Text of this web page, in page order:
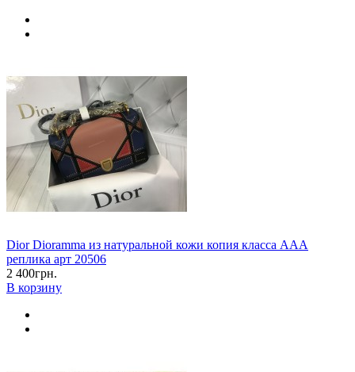
Dior Dioramma из натуральной кожи копия класса ААА
реплика арт 20506
2 400грн.
В корзину